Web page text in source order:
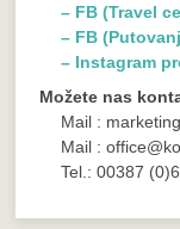
– FB (Travel
– FB
– Instagram
Možete nas
Mail :
Mail :
Tel.: 00387